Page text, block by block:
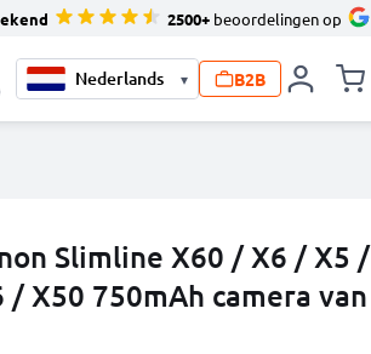
2500+ beoordelingen op
▾ B2B
Slimline X60 / X6 / X5 /
/ X50 750mAh camera van